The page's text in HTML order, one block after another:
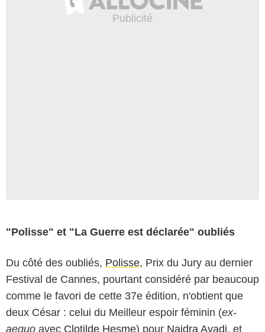
"Polisse" et "La Guerre est déclarée" oubliés
Du côté des oubliés, Polisse, Prix du Jury au dernier
Festival de Cannes, pourtant considéré par beaucoup
comme le favori de cette 37e édition, n'obtient que
deux César : celui du Meilleur espoir féminin (ex-
aequo avec Clotilde Hesme) pour Naidra Ayadi, et